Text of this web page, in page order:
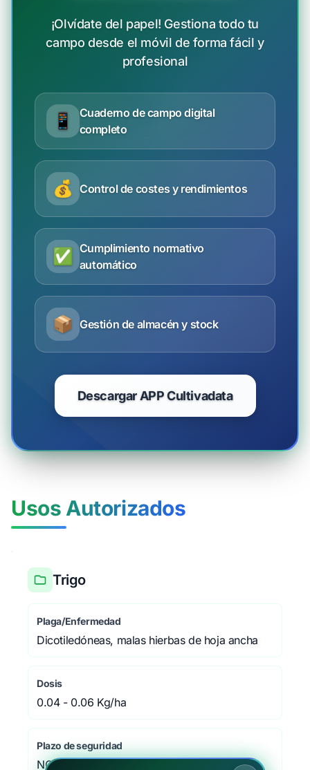
¡Olvídate del papel! Gestiona todo tu
campo desde el móvil de forma fácil y
profesional
📱
Cuaderno de campo digital
completo
💰 Control de costes y rendimientos
✅
Cumplimiento normativo
automático
📦 Gestión de almacén y stock
Descargar APP Cultivadata
Usos Autorizados
Trigo
Plaga/Enfermedad
Dicotiledóneas, malas hierbas de hoja ancha
Dosis
0.04 - 0.06 Kg/ha
Plazo de seguridad
NO PROCEDE días